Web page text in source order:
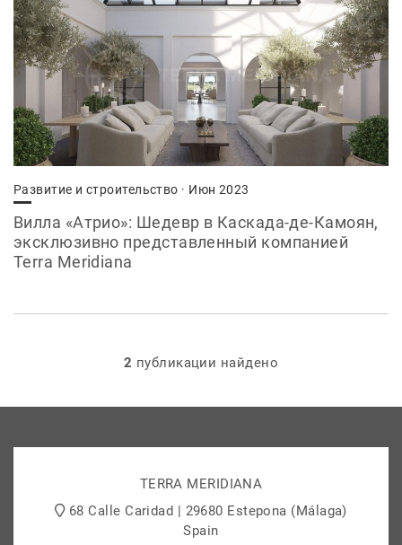
Развитие и строительство · Июн 2023
Вилла «Атрио»: Шедевр в Каскада-де-Камоян,
эксклюзивно представленный компанией
Terra Meridiana
2 публикации найдено
TERRA MERIDIANA
68 Calle Caridad | 29680 Estepona (Málaga)
Spain